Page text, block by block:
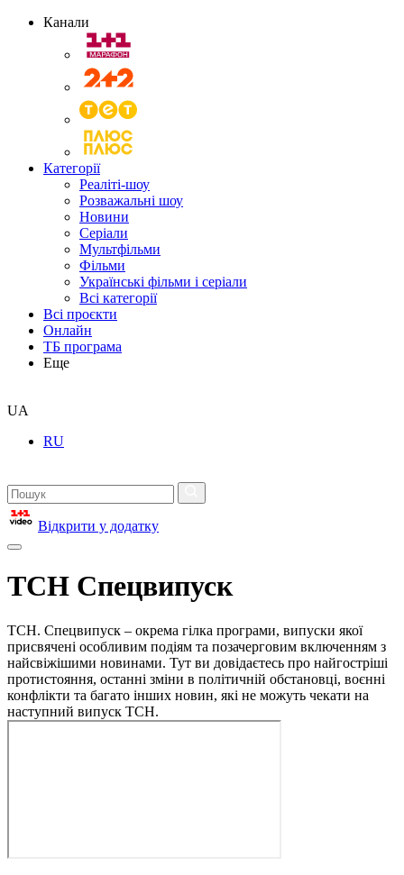
Канали
Категорії
Реаліті-шоу
Розважальні шоу
Новини
Серіали
Мультфільми
Фільми
Українські фільми і серіали
Всі категорії
Всі проєкти
Онлайн
ТБ програма
Еще
UA
RU
Відкрити у додатку
ТСН Спецвипуск
ТСН. Спецвипуск – окрема гілка програми, випуски якої
присвячені особливим подіям та позачерговим включенням з
найсвіжішими новинами. Тут ви довідаєтесь про найгостріші
протистояння, останні зміни в політичній обстановці, воєнні
конфлікти та багато інших новин, які не можуть чекати на
наступний випуск ТСН.